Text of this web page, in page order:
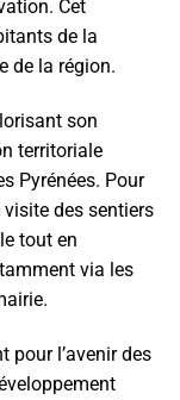
Cet
de la
de la région.
son
territoriale
Pyrénées. Pour
des sentiers
tout en
via les
pour l’avenir des